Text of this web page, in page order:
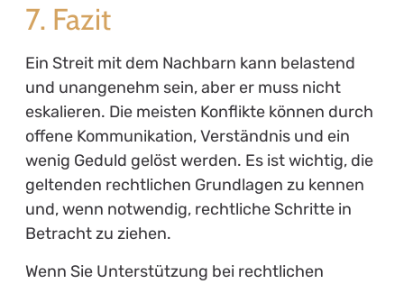
7. Fazit
Ein Streit mit dem Nachbarn kann belastend
und unangenehm sein, aber er muss nicht
eskalieren. Die meisten Konflikte können durch
offene Kommunikation, Verständnis und ein
wenig Geduld gelöst werden. Es ist wichtig, die
geltenden rechtlichen Grundlagen zu kennen
und, wenn notwendig, rechtliche Schritte in
Betracht zu ziehen.
Wenn Sie Unterstützung bei rechtlichen